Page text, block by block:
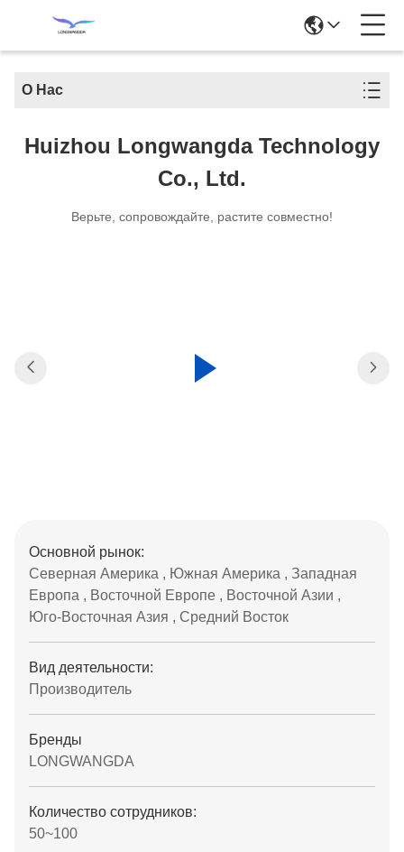
О Нас
Huizhou Longwangda Technology
Co., Ltd.
Верьте, сопровождайте, растите совместно!
Основной рынок:
Северная Америка , Южная Америка , Западная
Европа , Восточной Европе , Восточной Азии ,
Юго-Восточная Азия , Средний Восток
Вид деятельности:
Производитель
Бренды
LONGWANGDA
Количество сотрудников:
50~100